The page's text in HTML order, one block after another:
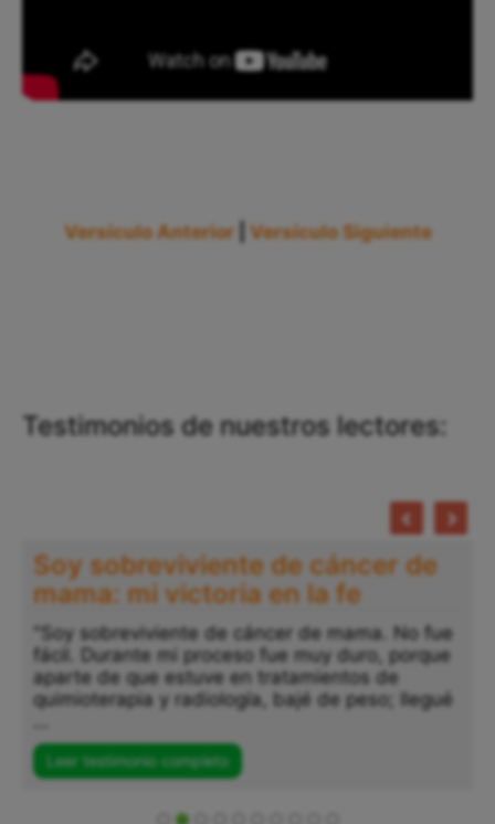
Versículo Anterior Versículo Siguiente
Testimonios de nuestros lectores:
Soy sobreviviente de cáncer de
mama: mi victoria en la fe
"Soy sobreviviente de cáncer de mama. No fue
fácil. Durante mi proceso fue muy duro, porque
aparte de que estuve en tratamientos de
quimioterapia y radiología, bajé de peso; llegué
Leer testimonio completo